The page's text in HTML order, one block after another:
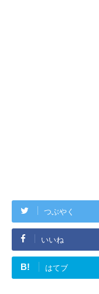
つぶやく
いいね
B! はてブ